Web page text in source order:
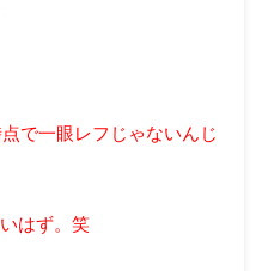
で一眼レフじゃないんじ
はず。笑